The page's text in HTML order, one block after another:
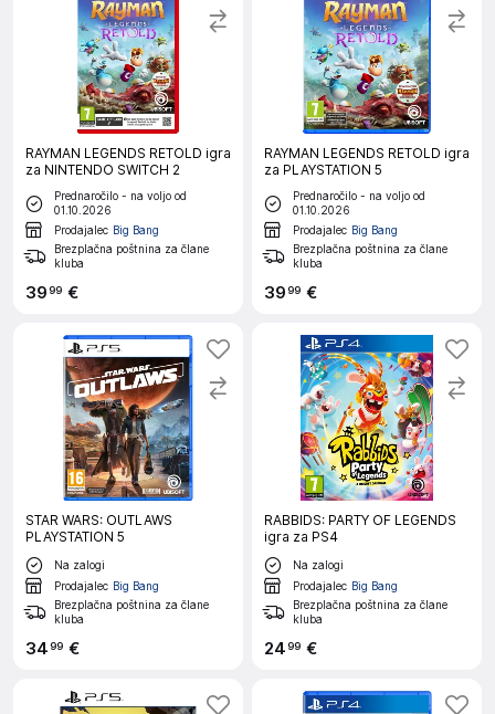
RAYMAN LEGENDS RETOLD igra
za NINTENDO SWITCH 2
Prednaročilo - na voljo od
01.10.2026
Prodajalec Big Bang
Brezplačna poštnina za člane
kluba
3999 €
RAYMAN LEGENDS RETOLD igra
za PLAYSTATION 5
Prednaročilo - na voljo od
01.10.2026
Prodajalec Big Bang
Brezplačna poštnina za člane
kluba
3999 €
STAR WARS: OUTLAWS
PLAYSTATION 5
Na zalogi
Prodajalec Big Bang
Brezplačna poštnina za člane
kluba
3499 €
RABBIDS: PARTY OF LEGENDS
igra za PS4
Na zalogi
Prodajalec Big Bang
Brezplačna poštnina za člane
kluba
2499 €